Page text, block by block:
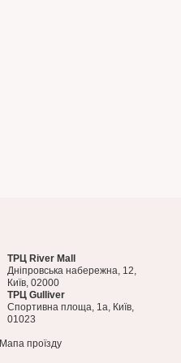
ТРЦ River Mall
Дніпровська набережна, 12,
Київ, 02000
ТРЦ Gulliver
Спортивна площа, 1a, Київ,
01023
Мапа проїзду